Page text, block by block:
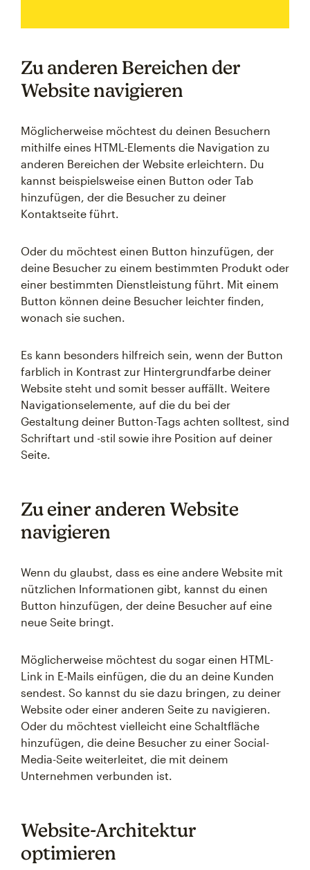
Zu anderen Bereichen der
Website navigieren
Möglicherweise möchtest du deinen Besuchern
mithilfe eines HTML-Elements die Navigation zu
anderen Bereichen der Website erleichtern. Du
kannst beispielsweise einen Button oder Tab
hinzufügen, der die Besucher zu deiner
Kontaktseite führt.
Oder du möchtest einen Button hinzufügen, der
deine Besucher zu einem bestimmten Produkt oder
einer bestimmten Dienstleistung führt. Mit einem
Button können deine Besucher leichter finden,
wonach sie suchen.
Es kann besonders hilfreich sein, wenn der Button
farblich in Kontrast zur Hintergrundfarbe deiner
Website steht und somit besser auffällt. Weitere
Navigationselemente, auf die du bei der
Gestaltung deiner Button-Tags achten solltest, sind
Schriftart und -stil sowie ihre Position auf deiner
Seite.
Zu einer anderen Website
navigieren
Wenn du glaubst, dass es eine andere Website mit
nützlichen Informationen gibt, kannst du einen
Button hinzufügen, der deine Besucher auf eine
neue Seite bringt.
Möglicherweise möchtest du sogar einen HTML-
Link in E-Mails einfügen, die du an deine Kunden
sendest. So kannst du sie dazu bringen, zu deiner
Website oder einer anderen Seite zu navigieren.
Oder du möchtest vielleicht eine Schaltfläche
hinzufügen, die deine Besucher zu einer Social-
Media-Seite weiterleitet, die mit deinem
Unternehmen verbunden ist.
Website-Architektur
optimieren